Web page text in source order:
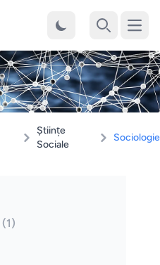
Ştiinţe
Sociale
Sociologie
(1)